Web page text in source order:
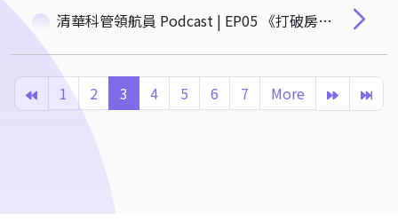
清華科管領航員 Podcast | EP05 《打破房市迷思！張金鶚教授揭露台灣高房價的真相與解方》
1 2 3 4 5 6 7 More